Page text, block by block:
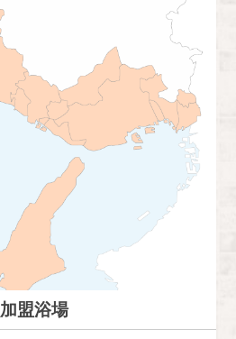
加盟浴場